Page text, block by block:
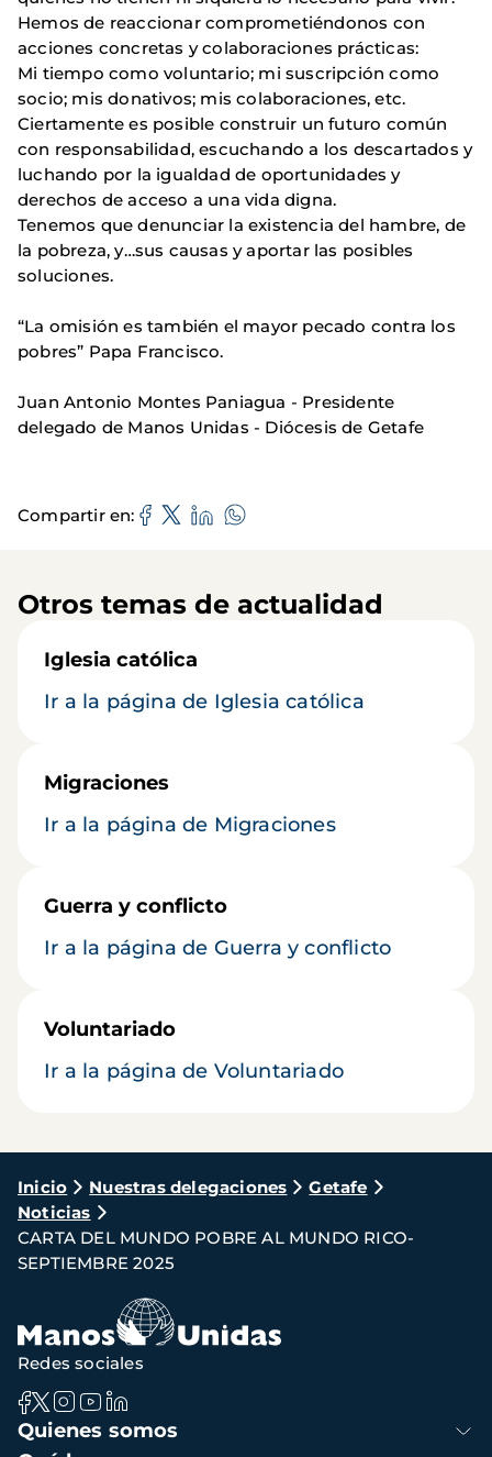
Hemos de reaccionar comprometiéndonos con
acciones concretas y colaboraciones prácticas:
Mi tiempo como voluntario; mi suscripción como
socio; mis donativos; mis colaboraciones, etc.
Ciertamente es posible construir un futuro común
con responsabilidad, escuchando a los descartados y
luchando por la igualdad de oportunidades y
derechos de acceso a una vida digna.
Tenemos que denunciar la existencia del hambre, de
la pobreza, y…sus causas y aportar las posibles
soluciones.
“La omisión es también el mayor pecado contra los
pobres” Papa Francisco.
Juan Antonio Montes Paniagua - Presidente
delegado de Manos Unidas - Diócesis de Getafe
Compartir en
Otros temas de actualidad
Iglesia católica
Ir a la página de Iglesia católica
Migraciones
Ir a la página de Migraciones
Guerra y conflicto
Ir a la página de Guerra y conflicto
Voluntariado
Ir a la página de Voluntariado
Ruta
de
navegación
Inicio Nuestras delegaciones
Getafe
Noticias
CARTA DEL MUNDO POBRE AL MUNDO RICO-
SEPTIEMBRE 2025
Navegación
principal
Quienes somos
Redes sociales